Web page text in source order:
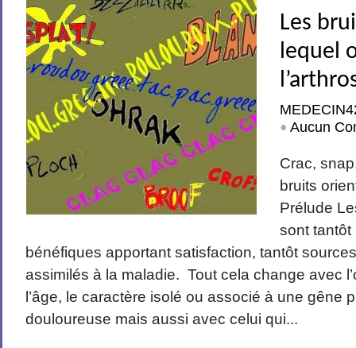
Les
lequel
•Aucun
Crac,
bruits
Prélude
sont
bénéfiques apportant satisfaction, tantôt
assimilés à la maladie. Tout cela change avec
l’âge, le caractère isolé ou associé à une gêne
douloureuse mais aussi avec celui qui...